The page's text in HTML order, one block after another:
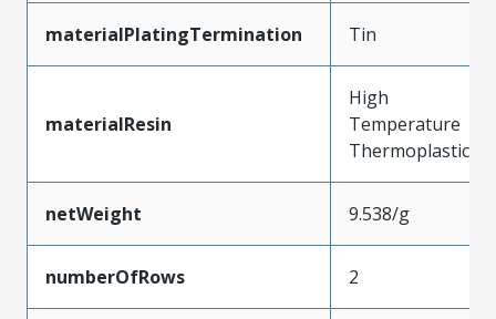
materialPlatingTermination Tin
materialResin
High
Temperature
Thermoplastic
netWeight 9.538/g
numberOfRows 2